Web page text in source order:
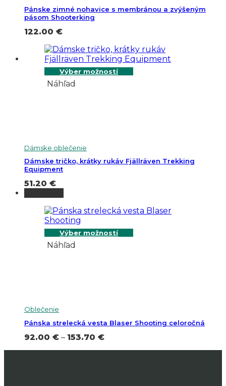
Pánske zimné nohavice s membránou a zvýšeným
pásom Shooterking
122.00 €
Výber možností
Náhľad
Dámske oblečenie
Dámske tričko, krátky rukáv Fjällräven Trekking
Equipment
51.20 €
Výber možností
Náhľad
Oblečenie
Pánska strelecká vesta Blaser Shooting celoročná
92.00 € – 153.70 €Price